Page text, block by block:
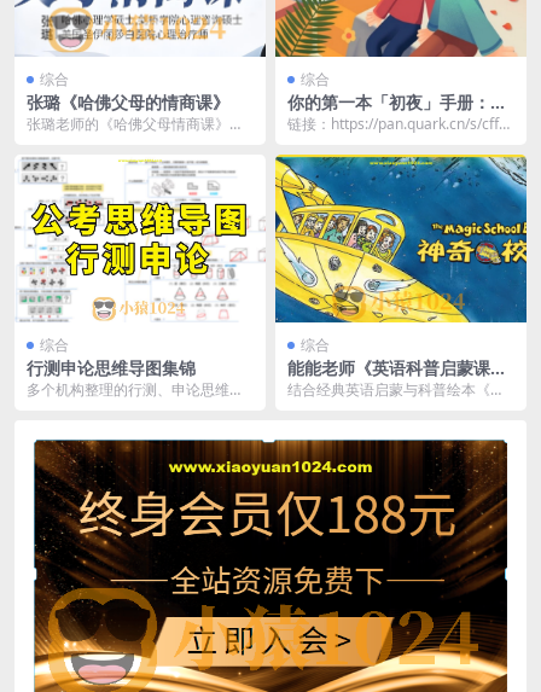
综合
张璐《哈佛父母的情商课》
张璐老师的《哈佛父母情商课》，
子情商的实用技巧。从...
综合
你的第一本「初夜」手册：事
前准备、临场应对和事后功课
链接：https://pan.quark.cn/s/cff5c
综合
行测申论思维导图集锦
多个机构整理的行测、申论思维导
综合
能能老师《英语科普启蒙课：
神奇校车》
结合经典英语启蒙与科普绘本《神